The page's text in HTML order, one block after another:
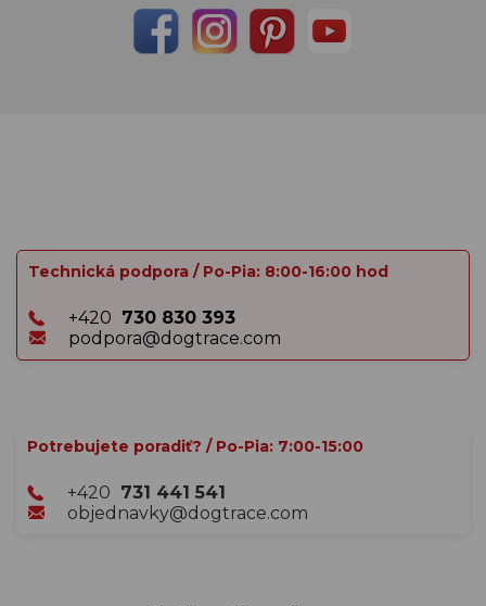
Technická podpora / Po-Pia: 8:00-16:00 hod
+420 730 830 393
podpora@dogtrace.com
Potrebujete poradiť? / Po-Pia: 7:00-15:00
+420 731 441 541
objednavky@dogtrace.com